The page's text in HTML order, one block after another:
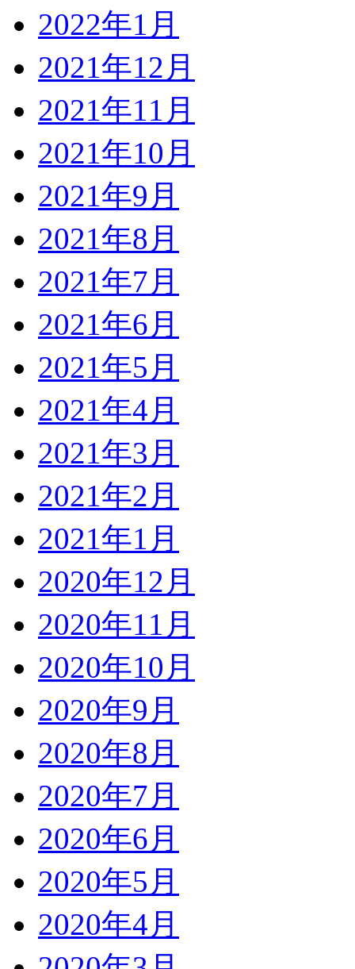
2022年1月
2021年12月
2021年11月
2021年10月
2021年9月
2021年8月
2021年7月
2021年6月
2021年5月
2021年4月
2021年3月
2021年2月
2021年1月
2020年12月
2020年11月
2020年10月
2020年9月
2020年8月
2020年7月
2020年6月
2020年5月
2020年4月